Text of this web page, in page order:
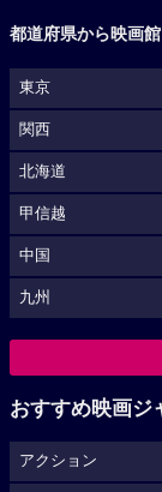
都道府県から映画館
東京
関西
北海道
甲信越
中国
九州
おすすめ映画ジ
アクション